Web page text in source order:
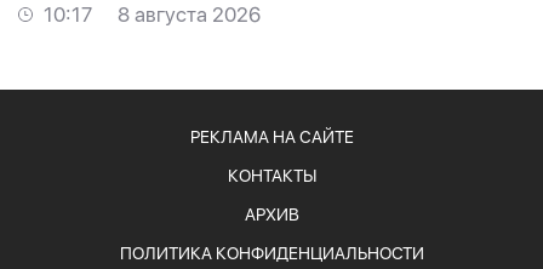
10:17
8 августа 2026
РЕКЛАМА НА САЙТЕ
КОНТАКТЫ
АРХИВ
ПОЛИТИКА КОНФИДЕНЦИАЛЬНОСТИ